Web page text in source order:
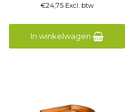
€24,75 Excl. btw
In winkelwagen